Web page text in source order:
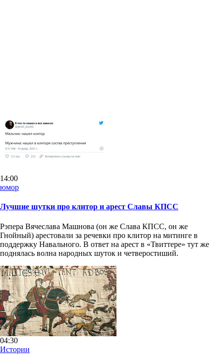
14:00
юмор
Лучшие шутки про клитор и арест Славы КПСС
Рэпера Вячеслава Машнова (он же Слава КПСС, он же
Гнойный) арестовали за речевки про клитор на митинге в
поддержку Навального. В ответ на арест в «Твиттере» тут же
поднялась волна народных шуток и четверостиший.
04:30
Истории